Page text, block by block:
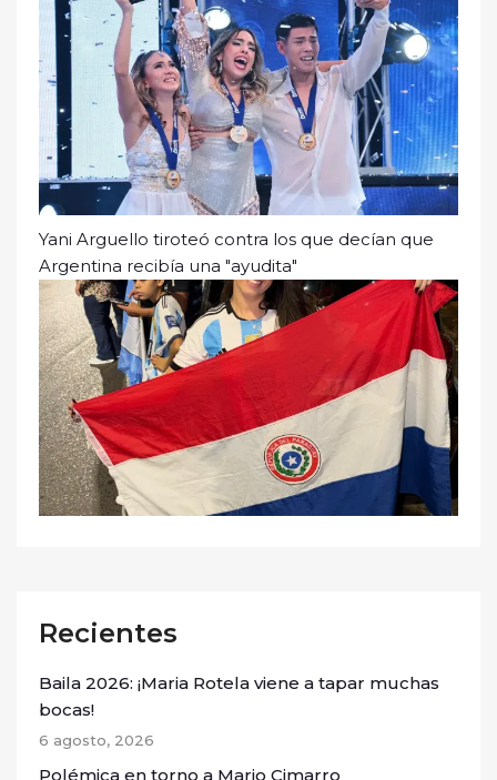
Yani Arguello tiroteó contra los que decían que
Argentina recibía una "ayudita"
Recientes
Baila 2026: ¡Maria Rotela viene a tapar muchas
bocas!
6 agosto, 2026
Polémica en torno a Mario Cimarro